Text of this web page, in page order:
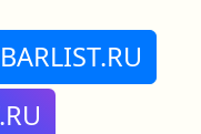
BARLIST.RU